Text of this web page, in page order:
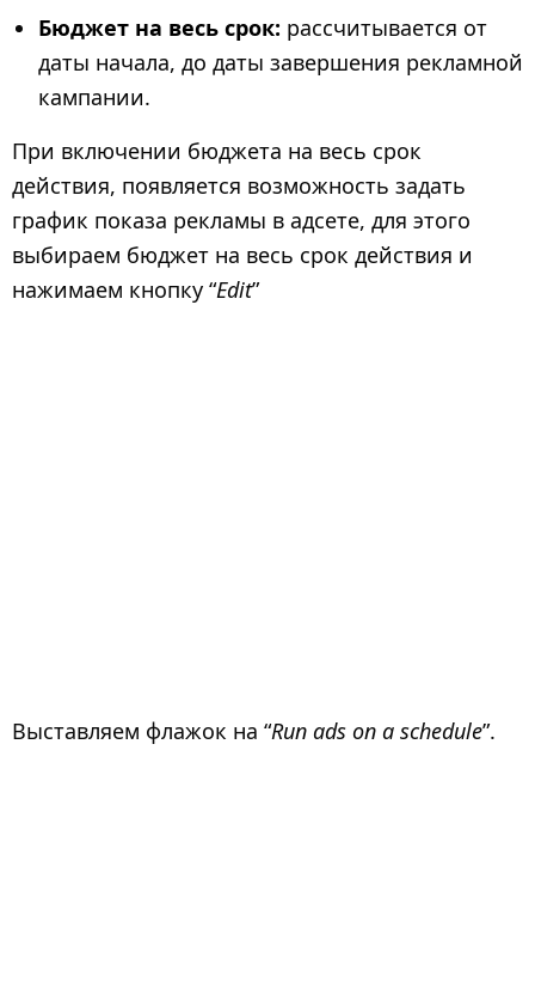
Бюджет на весь срок: рассчитывается от
даты начала, до даты завершения рекламной
кампании.
При включении бюджета на весь срок
действия, появляется возможность задать
график показа рекламы в адсете, для этого
выбираем бюджет на весь срок действия и
нажимаем кнопку “Edit”
Выставляем флажок на “Run ads on a schedule”.